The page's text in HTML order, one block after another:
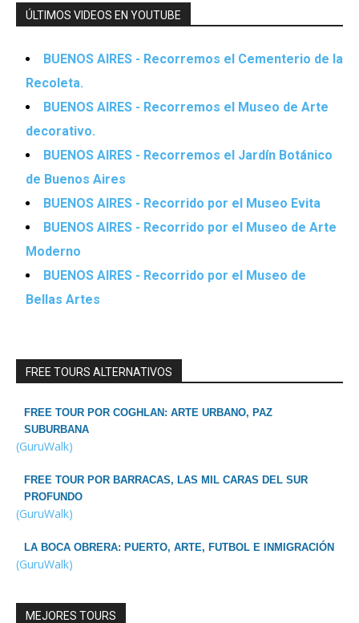
ÚLTIMOS VIDEOS EN YOUTUBE
BUENOS AIRES - Recorremos el Cementerio de la
Recoleta.
BUENOS AIRES - Recorremos el Museo de Arte
decorativo.
BUENOS AIRES - Recorremos el Jardín Botánico
de Buenos Aires
BUENOS AIRES - Recorrido por el Museo Evita
BUENOS AIRES - Recorrido por el Museo de Arte
Moderno
BUENOS AIRES - Recorrido por el Museo de
Bellas Artes
FREE TOURS ALTERNATIVOS
FREE TOUR POR COGHLAN: ARTE URBANO, PAZ
SUBURBANA
(GuruWalk)
FREE TOUR POR BARRACAS, LAS MIL CARAS DEL SUR
PROFUNDO
(GuruWalk)
LA BOCA OBRERA: PUERTO, ARTE, FUTBOL E INMIGRACIÓN
(GuruWalk)
MEJORES TOURS